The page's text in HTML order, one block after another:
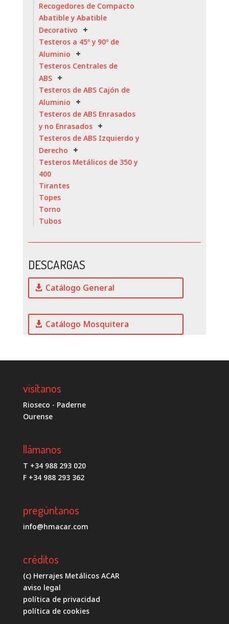
Recogedores de Compacto
Abatible y Abatible
Decorativo
Testeros a 45º y 90º de
Aluminio
Testeros Centrales de
ABS
Testeros de ABS Cajón de
Aluminio
Testeros de ABS Enrasados
y no Enrasados
Testeros de ABS Izquierdo y
Derecho
Testeros Metálicos de 350 y
400
Tirantes
Topes
Torno
Tubos
DESCARGAS
Catálogo General
Catálogo Mosquitera
visítanos
Rioseco - Paderne
Ourense
llámanos
T +34 988 293 020
F +34 988 293 362
pregúntanos
info@hmacar.com
créditos
(c) Herrajes Metálicos ACAR
aviso legal
política de privacidad
política de cookies